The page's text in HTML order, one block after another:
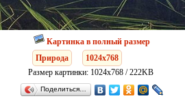
Картинка в полный размер
Природа
1024x768
Размер картинки: 1024x768 / 222KB
Поделиться…